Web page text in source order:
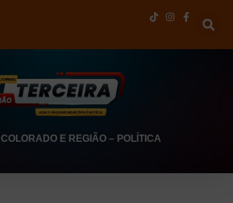
COLORADO E REGIÃO– POLÍTICA